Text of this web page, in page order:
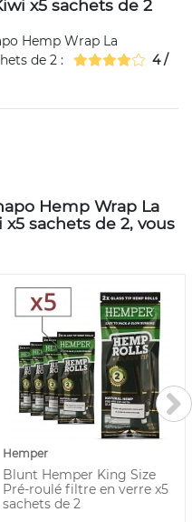
x5 sachets de 2
Hemp Wrap La
de 2 : 4/
Hemp Wrap La
sachets de 2, vous
Hemper
Blunt Hemper King Size
Pré-roulé filtre en verre x5
sachets de 2